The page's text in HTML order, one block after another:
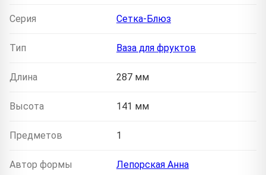
Серия Сетка-Блюз
Тип Ваза для фруктов
Длина 287 мм
Высота 141 мм
Предметов 1
Автор формы
Лепорская Анна